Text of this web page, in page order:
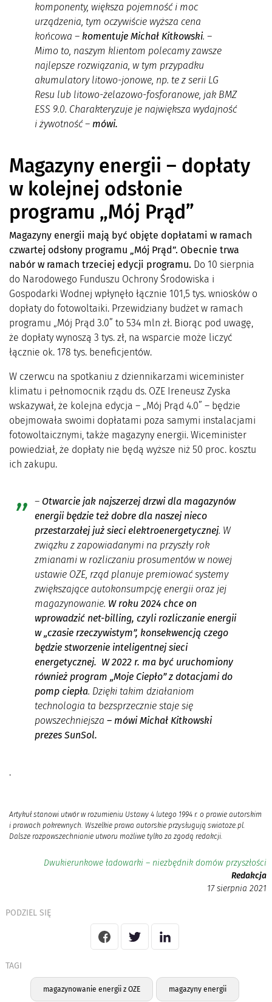
komponenty, większa pojemność i moc
urządzenia, tym oczywiście wyższa cena
końcowa – komentuje Michał Kitkowski. –
Mimo to, naszym klientom polecamy zawsze
najlepsze rozwiązania, w tym przypadku
akumulatory litowo-jonowe, np. te z serii LG
Resu lub litowo-żelazowo-fosforanowe, jak BMZ
ESS 9.0. Charakteryzuje je największa wydajność
i żywotność– mówi.
Magazyny energii – dopłaty
w kolejnej odsłonie
programu „Mój Prąd”
Magazyny energii mają być objęte dopłatami w ramach
czwartej odsłony programu „Mój Prąd”. Obecnie trwa
nabór w ramach trzeciej edycji programu. Do 10 sierpnia
do Narodowego Funduszu Ochrony Środowiska i
Gospodarki Wodnej wpłynęło łącznie 101,5 tys. wniosków o
dopłaty do fotowoltaiki. Przewidziany budżet w ramach
programu „Mój Prąd 3.0” to 534 mln zł. Biorąc pod uwagę,
że dopłaty wynoszą 3 tys. zł, na wsparcie może liczyć
łącznie ok. 178 tys. beneficjentów.
W czerwcu na spotkaniu z dziennikarzami wiceminister
klimatu i pełnomocnik rządu ds. OZE Ireneusz Zyska
wskazywał, że kolejna edycja – „Mój Prąd 4.0” – będzie
obejmowała swoimi dopłatami poza samymi instalacjami
fotowoltaicznymi, także magazyny energii. Wiceminister
powiedział, że dopłaty nie będą wyższe niż 50 proc. kosztu
ich zakupu.
– Otwarcie jak najszerzej drzwi dla magazynów
energii będzie też dobre dla naszej nieco
przestarzałej już sieci elektroenergetycznej. W
związku z zapowiadanymi na przyszły rok
zmianami w rozliczaniu prosumentów w nowej
ustawie OZE, rząd planuje premiować systemy
zwiększające autokonsumpcję energii oraz jej
magazynowanie. W roku 2024 chce on
wprowadzić net-billing, czyli rozliczanie energii
w „czasie rzeczywistym”, konsekwencją czego
będzie stworzenie inteligentnej sieci
energetycznej. W 2022 r. ma być uruchomiony
również program „Moje Ciepło” z dotacjami do
pomp ciepła. Dzięki takim działaniom
technologia ta bezsprzecznie staje się
powszechniejsza – mówi Michał Kitkowski
prezes SunSol.
.
Artykuł stanowi utwór w rozumieniu Ustawy 4 lutego 1994 r. o prawie autorskim
i prawach pokrewnych. Wszelkie prawa autorskie przysługują swiatoze.pl.
Dalsze rozpowszechnianie utworu możliwe tylko za zgodą redakcji.
Dwukierunkowe ładowarki – niezbędnik domów przyszłości
Redakcja
17 sierpnia 2021
PODZIEL SIĘ
TAGI
magazynowanie energii z OZE magazyny energii